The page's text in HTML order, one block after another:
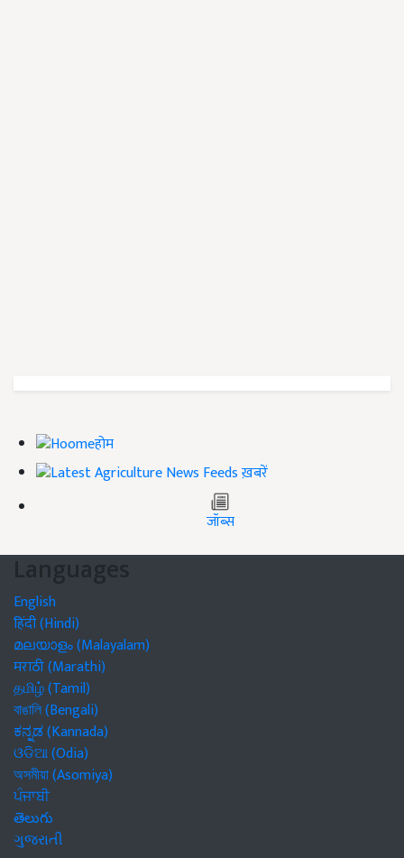
होम
ख़बरें
जॉब्स
Languages
English
हिंदी (Hindi)
മലയാളം (Malayalam)
मराठी (Marathi)
தமிழ் (Tamil)
বাঙালি (Bengali)
ಕನ್ನಡ (Kannada)
ଓଡିଆ (Odia)
অসমীয়া (Asomiya)
ਪੰਜਾਬੀ
తెలుగు
ગુજરાતી